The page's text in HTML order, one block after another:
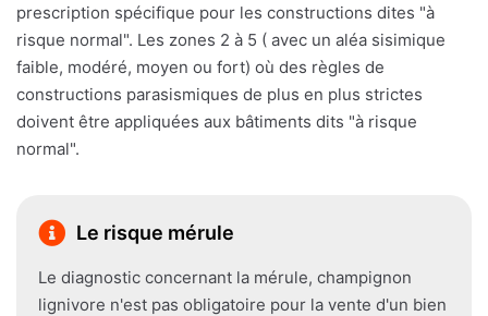
prescription spécifique pour les constructions dites "à
risque normal". Les zones 2 à 5 ( avec un aléa sisimique
faible, modéré, moyen ou fort) où des règles de
constructions parasismiques de plus en plus strictes
doivent être appliquées aux bâtiments dits "à risque
normal".
Le risque mérule
Le diagnostic concernant la mérule, champignon
lignivore n'est pas obligatoire pour la vente d'un bien